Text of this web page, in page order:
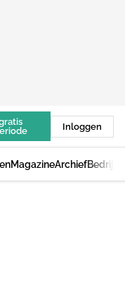
Inloggen
MagazineArchief